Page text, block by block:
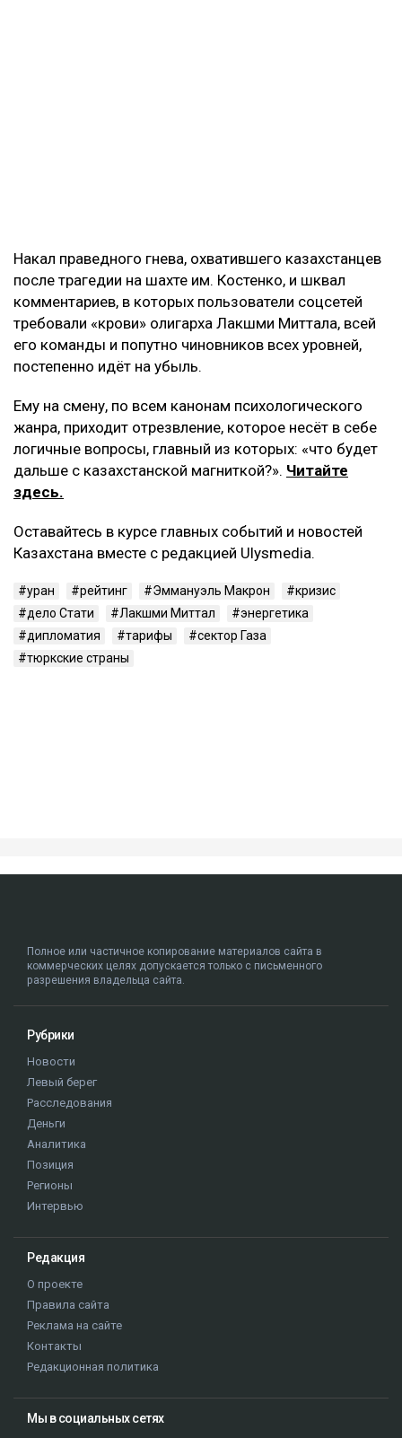
Накал праведного гнева, охватившего казахстанцев
после трагедии на шахте им. Костенко, и шквал
комментариев, в которых пользователи соцсетей
требовали «крови» олигарха Лакшми Миттала, всей
его команды и попутно чиновников всех уровней,
постепенно идёт на убыль.
Ему на смену, по всем канонам психологического
жанра, приходит отрезвление, которое несёт в себе
логичные вопросы, главный из которых: «что будет
дальше с казахстанской магниткой?». Читайте
здесь.
Оставайтесь в курсе главных событий и новостей
Казахстана вместе с редакцией Ulysmedia.
уран рейтинг Эммануэль Макрон
кризис
дело Стати
Лакшми Миттал
энергетика
дипломатия
тарифы
сектор Газа
тюркские страны
Полное или частичное копирование материалов сайта в
коммерческих целях допускается только с письменного
разрешения владельца сайта.
Рубрики
Новости
Левый берег
Расследования
Деньги
Аналитика
Позиция
Регионы
Интервью
Редакция
О проекте
Правила сайта
Реклама на сайте
Контакты
Редакционная политика
Мы в социальных сетях